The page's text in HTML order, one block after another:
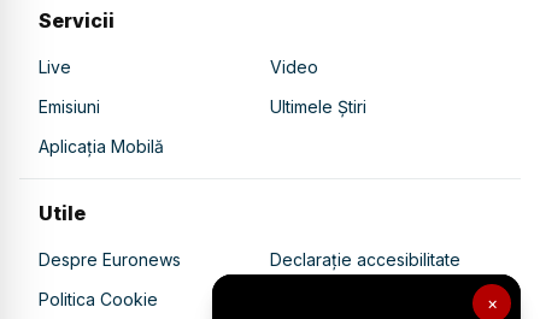
×
Servicii
Live
Video
Emisiuni
Ultimele Știri
Aplicația Mobilă
Utile
Despre Euronews
Declarație accesibilitate
Politica Cookie
Politica de confidențialitate